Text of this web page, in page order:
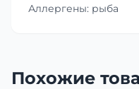
Аллергены: рыба
Похожие